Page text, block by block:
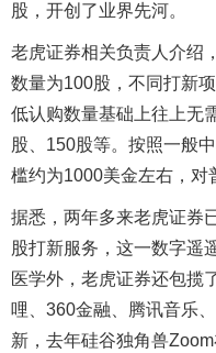
股，开创了业界先河。
老虎证券相关负责人介绍
数量为100股，不同打新
低认购数量基础上往上无
股、150股等。按照一般
槛约为1000美金左右，对
据悉，两年多来老虎证券
股打新服务，这一数字遥
医学外，老虎证券还包揽
哩、360金融、腾讯音乐
新，去年硅谷独角兽